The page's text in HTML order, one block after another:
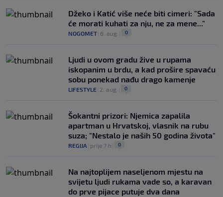
Džeko i Katić više neće biti cimeri: "Sada
će morati kuhati za nju, ne za mene..."
NOGOMET 6. aug. 0
Ljudi u ovom gradu žive u rupama
iskopanim u brdu, a kad prošire spavaću
sobu ponekad nađu drago kamenje
LIFESTYLE 2. aug. 0
Šokantni prizori: Njemica zapalila
apartman u Hrvatskoj, vlasnik na rubu
suza; "Nestalo je naših 50 godina života"
REGIJA prije 7 h 0
Na najtoplijem naseljenom mjestu na
svijetu ljudi rukama vade so, a karavan
do prve pijace putuje dva dana